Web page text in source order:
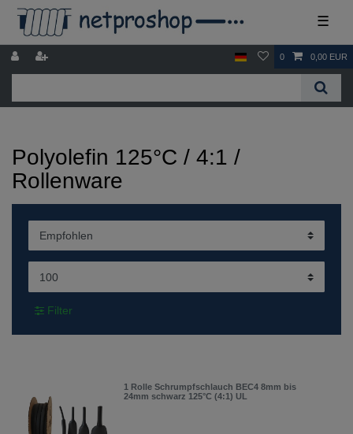
☰
0 0,00 EUR
Polyolefin 125°C / 4:1 /
Rollenware
Filter
1 Rolle Schrumpfschlauch BEC4 8mm bis
24mm schwarz 125°C (4:1) UL